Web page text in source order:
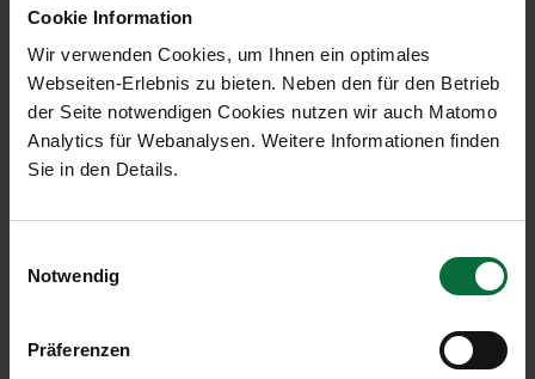
Cookie Information
Wir verwenden Cookies, um Ihnen ein optimales
Webseiten-Erlebnis zu bieten. Neben den für den Betrieb
der Seite notwendigen Cookies nutzen wir auch Matomo
Analytics für Webanalysen. Weitere Informationen finden
Sie in den Details.
Notwendig
Präferenzen
halten.
Römerland Carnuntum
Der Flughafen Wien liegt mitten in der
Entwicklungsachse zwischen den beiden
Landeshauptstädten Wien und Bratislava. Die
„LEADER Region Römerland Carnuntum“
ermöglicht es die Potentiale der attraktiven Region
zu einem weiteren wirtschaftlichen und kulturellen
Aufschwung nachhaltig zu nutzen. Ausgearbeitet